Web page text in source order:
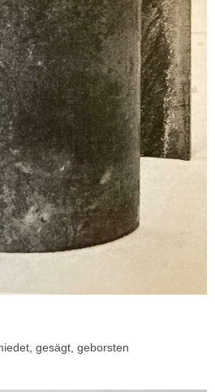
gesägt, geborsten